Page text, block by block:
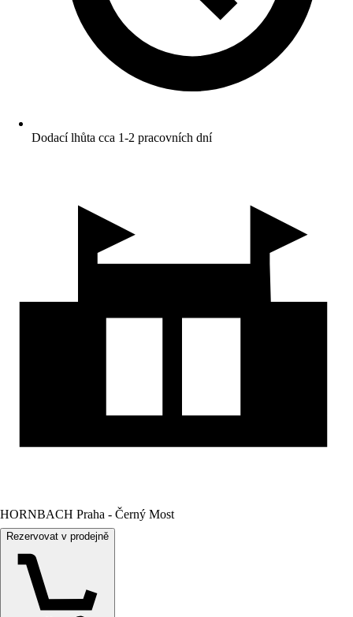
Dodací lhůta cca 1-2 pracovních dní
HORNBACH Praha - Černý Most
Rezervovat v prodejně